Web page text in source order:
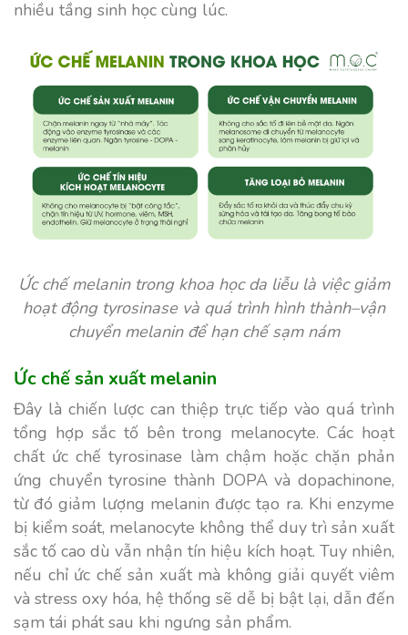
nhiều tầng sinh học cùng lúc.
Ức chế melanin trong khoa học da liễu là việc giảm
hoạt động tyrosinase và quá trình hình thành–vận
chuyển melanin để hạn chế sạm nám
Ức chế sản xuất melanin
Đây là chiến lược can thiệp trực tiếp vào quá trình
tổng hợp sắc tố bên trong melanocyte. Các hoạt
chất ức chế tyrosinase làm chậm hoặc chặn phản
ứng chuyển tyrosine thành DOPA và dopachinone,
từ đó giảm lượng melanin được tạo ra. Khi enzyme
bị kiểm soát, melanocyte không thể duy trì sản xuất
sắc tố cao dù vẫn nhận tín hiệu kích hoạt. Tuy nhiên,
nếu chỉ ức chế sản xuất mà không giải quyết viêm
và stress oxy hóa, hệ thống sẽ dễ bị bật lại, dẫn đến
sạm tái phát sau khi ngưng sản phẩm.